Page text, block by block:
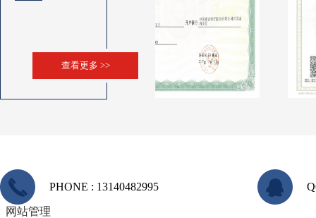
查看更多 >>
PHONE : 13140482995
网站管理